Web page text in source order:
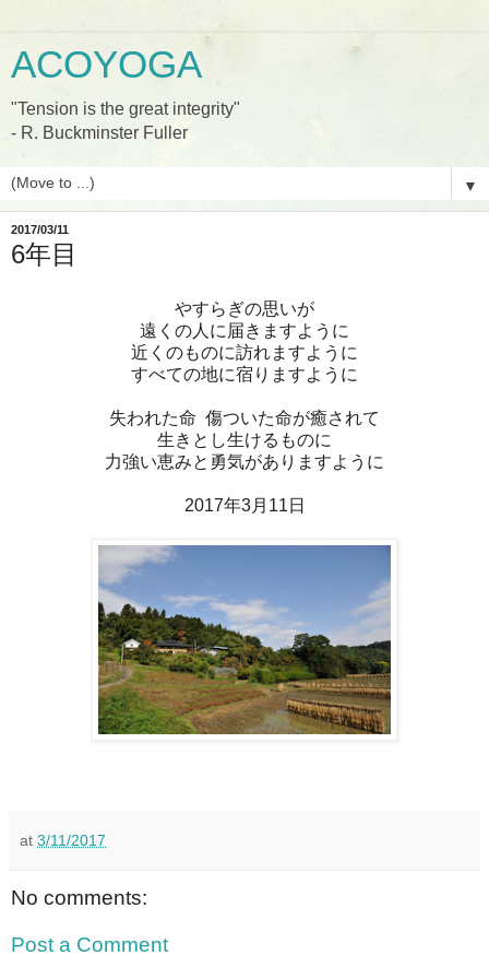
ACOYOGA
"Tension is the great integrity"
- R. Buckminster Fuller
▼
2017/03/11
6年目
やすらぎの思いが
遠くの人に届きますように
近くのものに訪れますように
すべての地に宿りますように
失われた命 傷ついた命が癒されて
生きとし生けるものに
力強い恵みと勇気がありますように
2017年3月11日
at 3/11/2017
No comments:
Post a Comment